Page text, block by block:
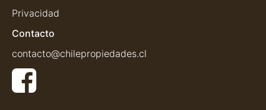
Privacidad
Contacto
contacto@chilepropiedades.cl